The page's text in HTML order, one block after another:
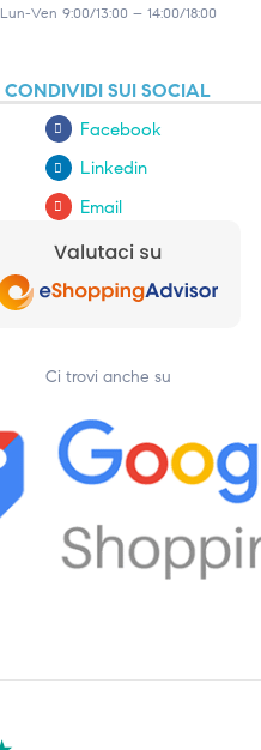
Lun-Ven 9:00/13:00 – 14:00/18:00
CONDIVIDI SUI SOCIAL
Facebook
Linkedin
Email
Ci trovi anche su